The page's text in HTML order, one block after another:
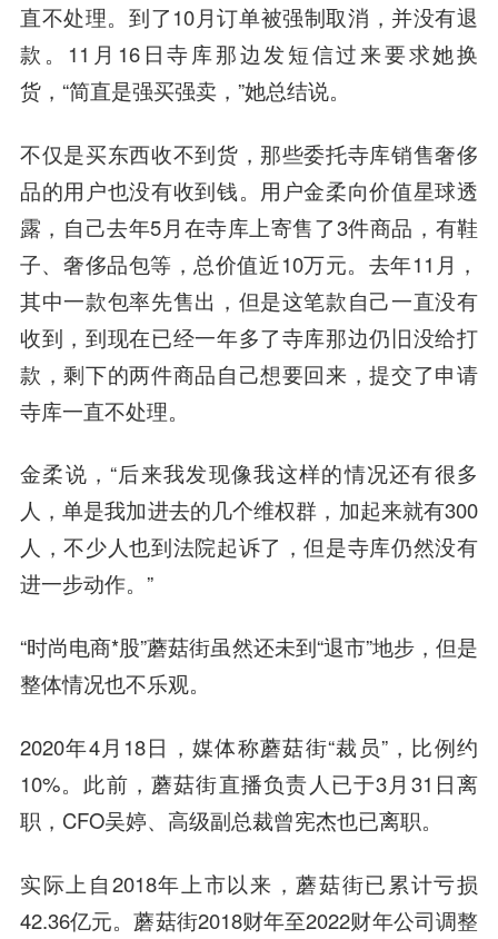
直不处理。到了10月订单被强制取消，并没有退
款。11月16日寺库那边发短信过来要求她换
货，“简直是强买强卖，”她总结说。
不仅是买东西收不到货，那些委托寺库销售奢侈
品的用户也没有收到钱。用户金柔向价值星球透
露，自己去年5月在寺库上寄售了3件商品，有鞋
子、奢侈品包等，总价值近10万元。去年11月，
其中一款包率先售出，但是这笔款自己一直没有
收到，到现在已经一年多了寺库那边仍旧没给打
款，剩下的两件商品自己想要回来，提交了申请
寺库一直不处理。
金柔说，“后来我发现像我这样的情况还有很多
人，单是我加进去的几个维权群，加起来就有300
人，不少人也到法院起诉了，但是寺库仍然没有
进一步动作。”
“时尚电商*股”蘑菇街虽然还未到“退市”地步，但是
整体情况也不乐观。
2020年4月18日，媒体称蘑菇街“裁员”，比例约
10%。此前，蘑菇街直播负责人已于3月31日离
职，CFO吴婷、高级副总裁曾宪杰也已离职。
实际上自2018年上市以来，蘑菇街已累计亏损
42.36亿元。蘑菇街2018财年至2022财年公司调整